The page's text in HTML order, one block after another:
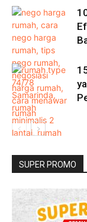
SUPER PROMO